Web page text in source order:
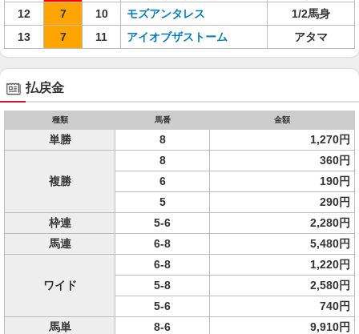
12
7 10 モズアンタレス
1/2馬身
13
7 11 アイオブザストーム アタマ
払戻金
種類 馬番 金額
単勝 8 1,270円
複勝
8
360円
6
190円
5
290円
枠連
5-6
2,280円
馬連
6-8 5,480円
ワイド
6-8
1,220円
5-8
2,580円
5-6
740円
馬単
8-6
9,910円